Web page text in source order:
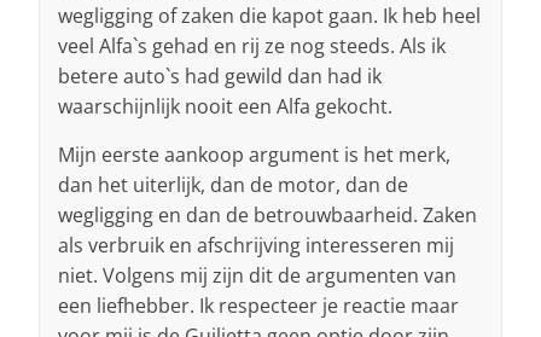
wegligging of zaken die kapot gaan. Ik heb heel
veel Alfa`s gehad en rij ze nog steeds. Als ik
betere auto`s had gewild dan had ik
waarschijnlijk nooit een Alfa gekocht.
Mijn eerste aankoop argument is het merk,
dan het uiterlijk, dan de motor, dan de
wegligging en dan de betrouwbaarheid. Zaken
als verbruik en afschrijving interesseren mij
niet. Volgens mij zijn dit de argumenten van
een liefhebber. Ik respecteer je reactie maar